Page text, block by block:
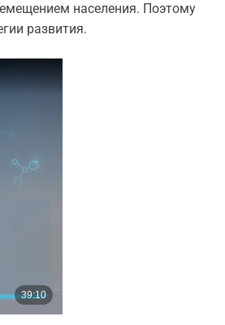
населения. Поэтому
развития.